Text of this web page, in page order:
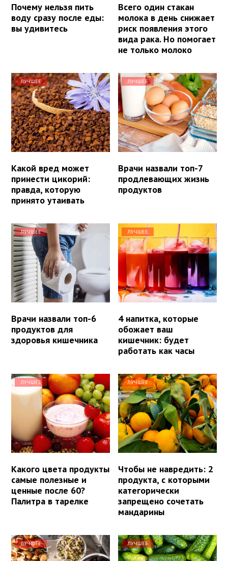
Почему нельзя пить
воду сразу после еды:
вы удивитесь
Всего один стакан
молока в день снижает
риск появления этого
вида рака. Но помогает
не только молоко
ЛУЧШЕЕ
Какой вред может
принести цикорий:
правда, которую
принято утаивать
ЛУЧШЕЕ
Врачи назвали топ-7
продлевающих жизнь
продуктов
ЛУЧШЕЕ
Врачи назвали топ-6
продуктов для
здоровья кишечника
ЛУЧШЕЕ
4 напитка, которые
обожает ваш
кишечник: будет
работать как часы
ЛУЧШЕЕ
Какого цвета продукты
самые полезные и
ценные после 60?
Палитра в тарелке
ЛУЧШЕЕ
Чтобы не навредить: 2
продукта, с которыми
категорически
запрещено сочетать
мандарины
ЛУЧШЕЕ ЛУЧШЕЕ